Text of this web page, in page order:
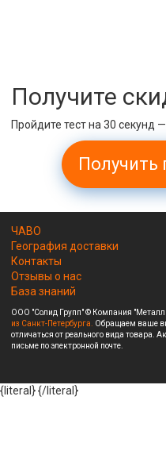
Получите
Пройдите тест на 30 секунд
Получить
ЧАВО
География доставки
Контакты
Отзывы о нас
База знаний
ООО "Солид Групп" © Компания "Металл
из Санкт-Петербурга. Обращаем ваше
отличаться от реального вида товара.
письме по электронной почте.
{literal}{/literal}